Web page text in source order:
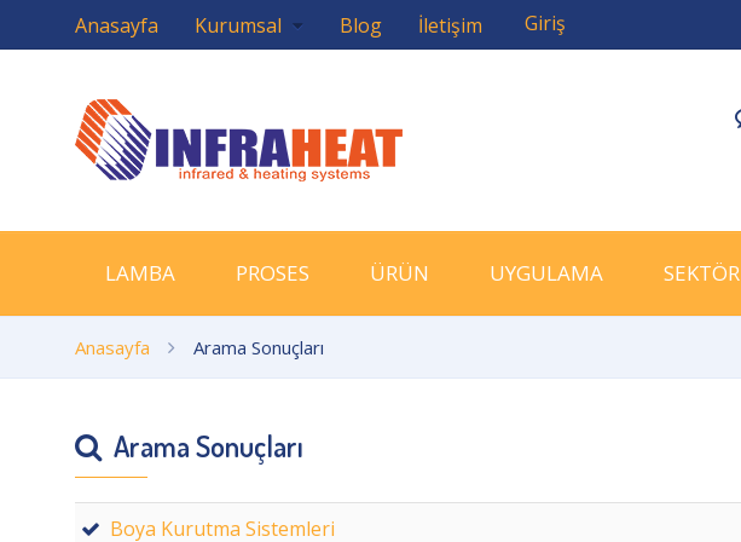
Anasayfa Kurumsal Blog İletişim Giriş
LAMBA PROSES ÜRÜN UYGULAMA SEKTÖR
Anasayfa Arama Sonuçları
Arama Sonuçları
Boya Kurutma Sistemleri